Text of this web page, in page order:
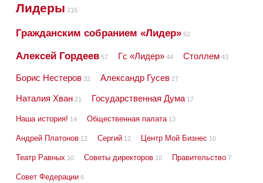
Лидеры 216
Гражданским собранием «Лидер» 62
Алексей Гордеев 57 Гс «Лидер» 44 Столлем 43
Борис Нестеров 32 Александр Гусев 27
Наталия Хван 21 Государственная Дума 17
Наша история! 14 Общественная палата 13
Андрей Платонов 12 Сергий 12 Центр Мой Бизнес 10
Театр Равных 10 Советы директоров 10 Правительство 7
Совет Федерации 6